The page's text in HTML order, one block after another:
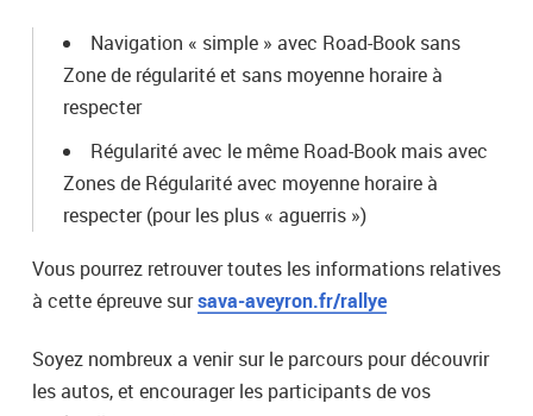
Navigation « simple » avec Road-Book sans
Zone de régularité et sans moyenne horaire à
respecter
Régularité avec le même Road-Book mais avec
Zones de Régularité avec moyenne horaire à
respecter (pour les plus « aguerris »)
Vous pourrez retrouver toutes les informations relatives
à cette épreuve sursava-aveyron.fr/rallye
Soyez nombreux a venir sur le parcours pour découvrir
les autos, et encourager les participants de vos